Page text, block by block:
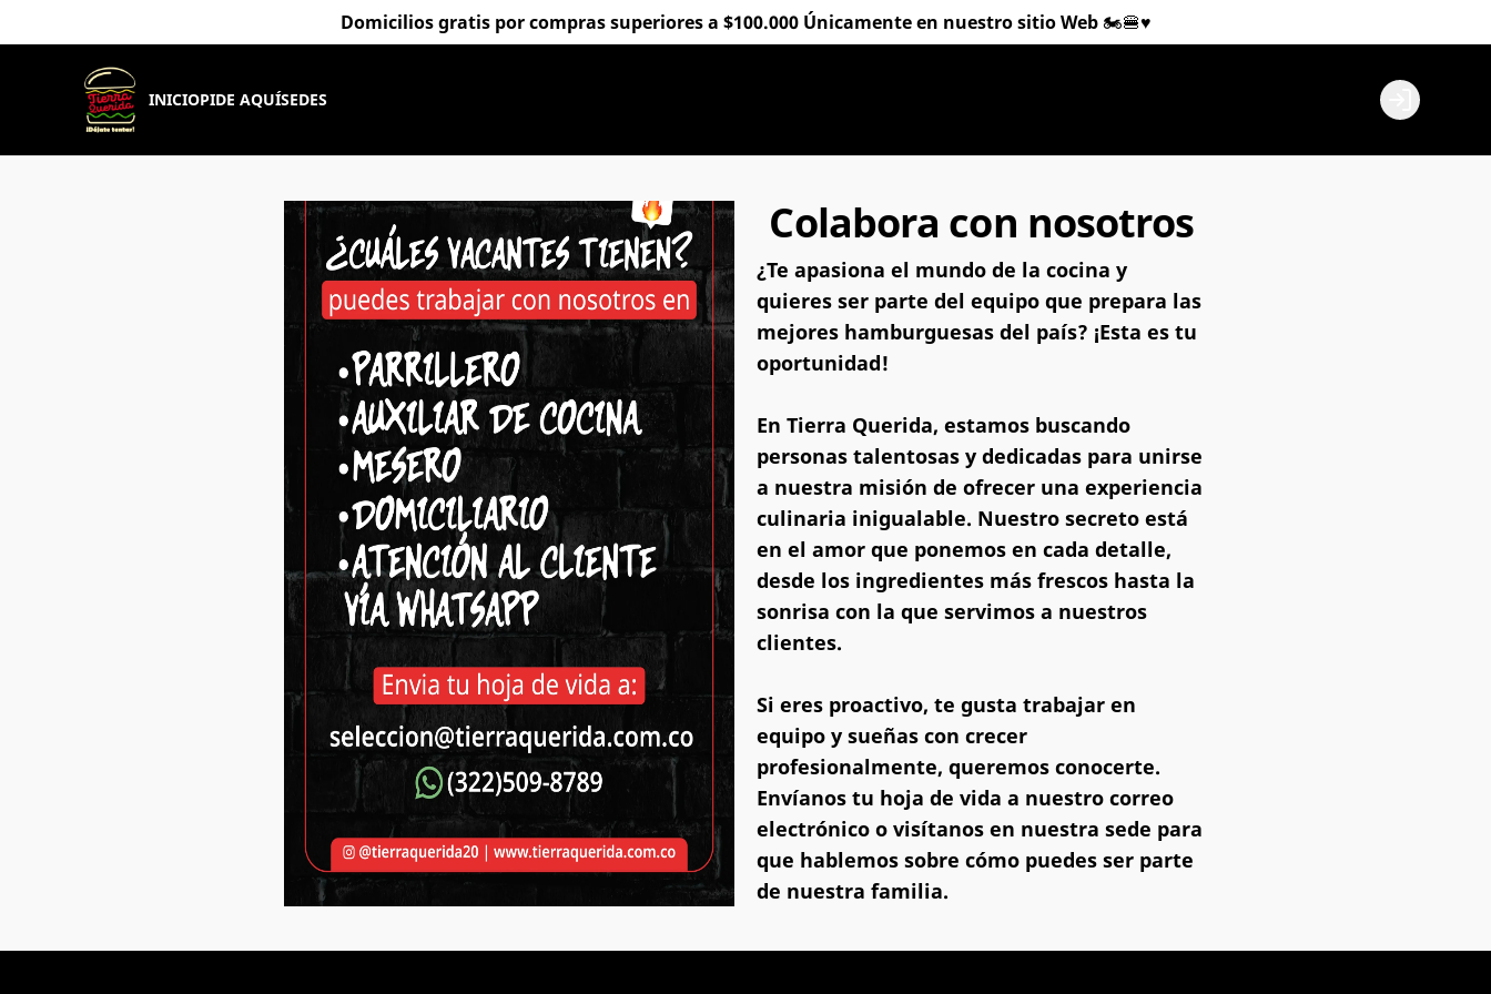
Domicilios gratis por compras superiores a $100.000 Únicamente en nuestro sitio Web 🏍️🍔♥️
INICIOPIDE AQUÍSEDES Login
Colabora con nosotros
¿Te apasiona el mundo de la cocina y
quieres ser parte del equipo que prepara las
mejores hamburguesas del país? ¡Esta es tu
oportunidad!
En Tierra Querida, estamos buscando
personas talentosas y dedicadas para unirse
a nuestra misión de ofrecer una experiencia
culinaria inigualable. Nuestro secreto está
en el amor que ponemos en cada detalle,
desde los ingredientes más frescos hasta la
sonrisa con la que servimos a nuestros
clientes.
Si eres proactivo, te gusta trabajar en
equipo y sueñas con crecer
profesionalmente, queremos conocerte.
Envíanos tu hoja de vida a nuestro correo
electrónico o visítanos en nuestra sede para
que hablemos sobre cómo puedes ser parte
de nuestra familia.